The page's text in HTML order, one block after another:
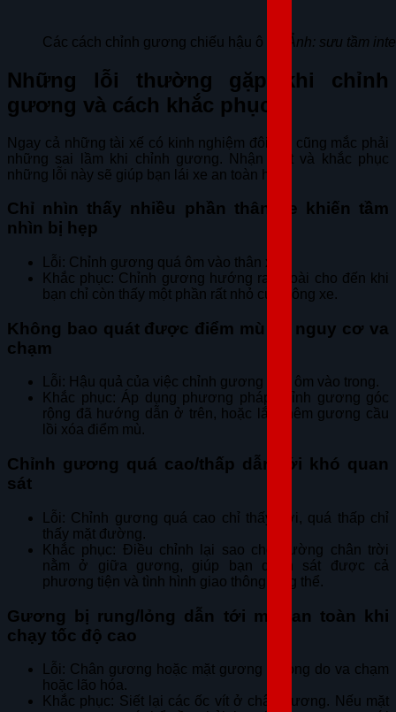
Các cách chỉnh gương chiếu hậu ô tô (Ảnh: sưu tầm
Những lỗi thường gặp khi chỉnh
gương và cách khắc phục
Ngay cả những tài xế có kinh nghiệm đôi khi cũng mắc phải
những sai lầm khi chỉnh gương. Nhận biết và khắc phục
những lỗi này sẽ giúp bạn lái xe an toàn hơn.
Chỉ nhìn thấy nhiều phần thân xe khiến tầm
nhìn bị hẹp
Lỗi: Chỉnh gương quá ôm vào thân xe.
Khắc phục: Chỉnh gương hướng ra ngoài cho đến khi
bạn chỉ còn thấy một phần rất nhỏ của hông xe.
Không bao quát được điểm mù dễ nguy cơ va
chạm
Lỗi: Hậu quả của việc chỉnh gương quá ôm vào trong.
Khắc phục: Áp dụng phương pháp chỉnh gương góc
rộng đã hướng dẫn ở trên, hoặc lắp thêm gương cầu
lồi xóa điểm mù.
Chỉnh gương quá cao/thấp dẫn tới khó quan
sát
Lỗi: Chỉnh gương quá cao chỉ thấy trời, quá thấp chỉ
thấy mặt đường.
Khắc phục: Điều chỉnh lại sao cho đường chân trời
nằm ở giữa gương, giúp bạn quan sát được cả
phương tiện và tình hình giao thông tổng thể.
Gương bị rung/lỏng dẫn tới mất an toàn khi
chạy tốc độ cao
Lỗi: Chân gương hoặc mặt gương bị lỏng do va chạm
hoặc lão hóa.
Khắc phục: Siết lại các ốc vít ở chân gương. Nếu mặt